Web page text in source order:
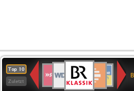
Top 10
Zuletzt
Deutschlandfunk
80er
90er
OLDIE
4
BR-
KLASSIK
Deutschlandfunk
Kultur
ANTENNE
BAYERN
SWR
Kultur
NDR
2